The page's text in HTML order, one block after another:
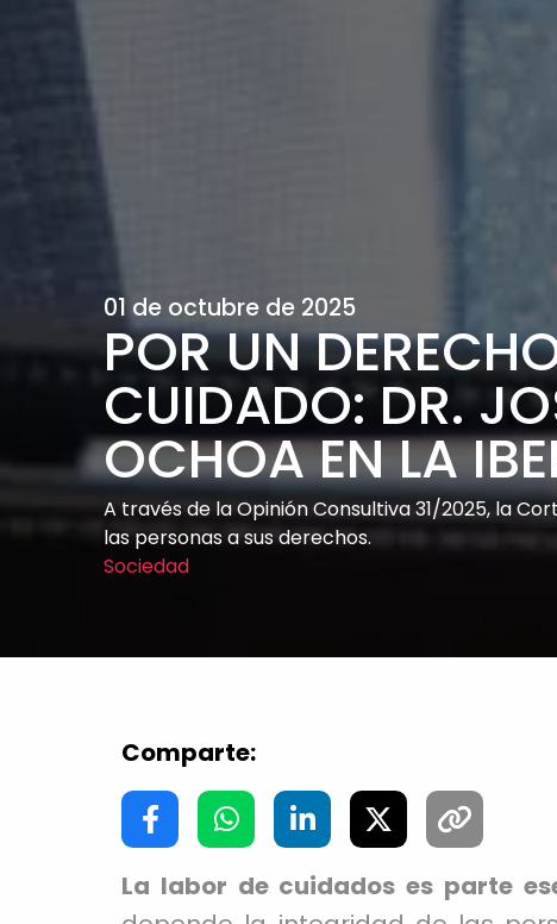
01 de octubre de 2025
POR UN
CUIDADO: DR.
OCHOA EN LA
A través de la Opinión Consultiva 31/2025, la
las personas a sus derechos.
Sociedad
Comparte:
La labor de cuidados es parte